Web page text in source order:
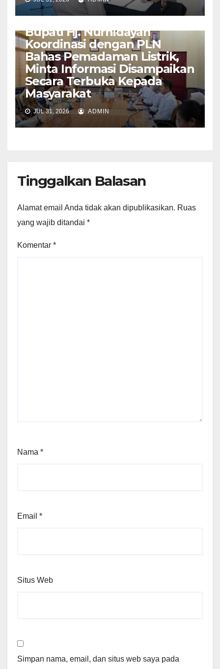
Bupati Hj. Nurhidayah
Koordinasi dengan PLN
Bahas Pemadaman Listrik,
Minta Informasi Disampaikan
Secara Terbuka Kepada
Masyarakat
JUL 31, 2026 ADMIN
Tinggalkan Balasan
Alamat email Anda tidak akan dipublikasikan. Ruas
yang wajib ditandai *
Komentar *
Nama *
Email *
Situs Web
Simpan nama, email, dan situs web saya pada